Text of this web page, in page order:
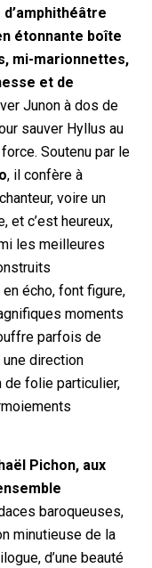
étonnante boîte
mi-marionnettes,
et de
Junon à dos de
sauver Hyllus au
Soutenu par le
, il confère à
voire un
et c’est heureux,
les meilleures
écho, font figure,
moments
parfois de
direction
de folie particulier,
Pichon, aux
baroqueuses,
minutieuse de la
d’une beauté